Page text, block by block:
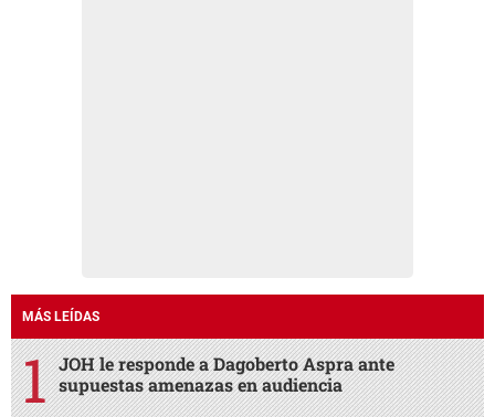
MÁS LEÍDAS
JOH le responde a Dagoberto Aspra ante
supuestas amenazas en audiencia